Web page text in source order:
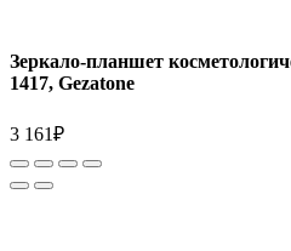
Зеркало-планшет
1417, Gezatone
3 161₽